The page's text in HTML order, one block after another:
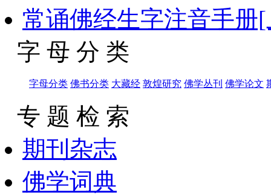
常诵佛经生字注音手册
字 母 分 类
字母分类 佛书分类 大藏经 敦煌研究 佛学丛刊 佛学论文
专 题 检 索
期刊杂志
佛学词典